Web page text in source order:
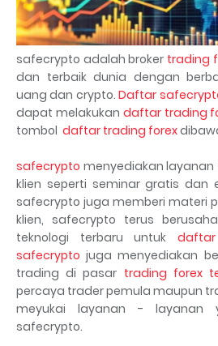
safecrypto adalah broker trading
dan terbaik dunia dengan
uang dan crypto.Daftar
dapat melakukan daftar trading
tombol daftar trading forex
safecrypto menyediakan
klien seperti seminar gratis dan
safecrypto juga memberi materi
klien, safecrypto terus
teknologi terbaru untuk
safecrypto juga menyediakan
trading di pasar trading forex
percaya trader pemula maupun
meyukai layanan - layanan
safecrypto.